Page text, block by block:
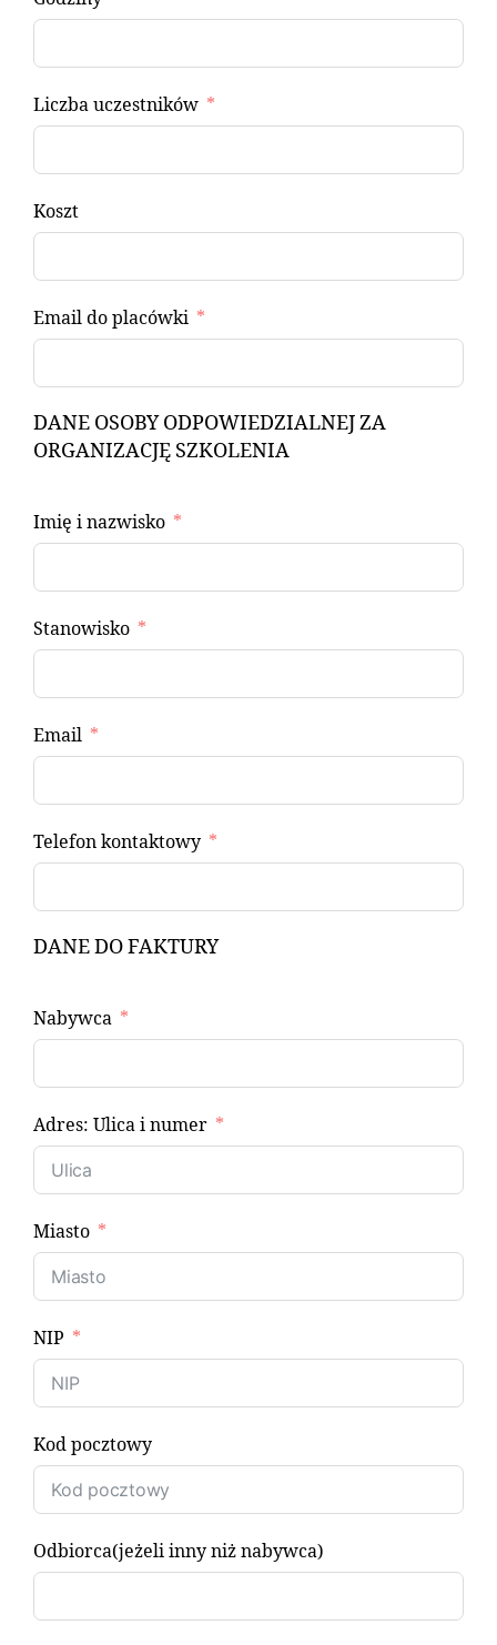
Liczba uczestników
Koszt
Email do placówki
DANE OSOBY ODPOWIEDZIALNEJ ZA
ORGANIZACJĘ SZKOLENIA
Imię i nazwisko
Stanowisko
Email
Telefon kontaktowy
DANE DO FAKTURY
Nabywca
Adres: Ulica i numer
Miasto
NIP
Kod pocztowy
Odbiorca(jeżeli inny niż nabywca)